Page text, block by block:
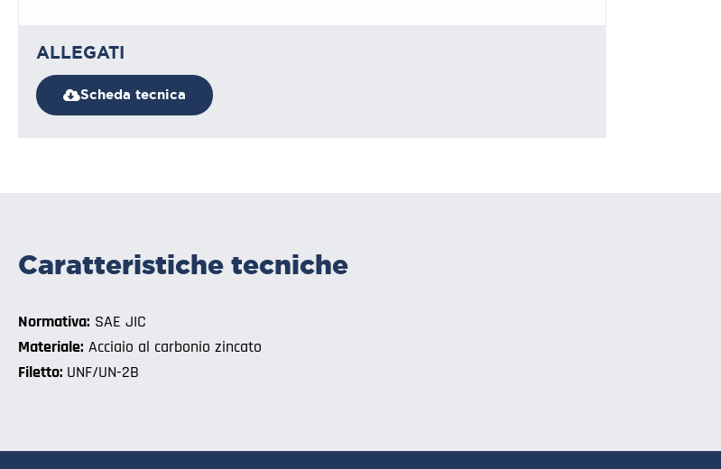
ALLEGATI
Scheda tecnica
Caratteristiche tecniche
Normativa: SAE JIC
Materiale: Acciaio al carbonio zincato
Filetto: UNF/UN-2B